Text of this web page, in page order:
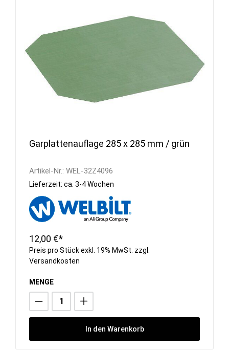
Garplattenauflage 285 x 285 mm / grün
Artikel-Nr.: WEL-32Z4096
Lieferzeit: ca. 3-4 Wochen
12,00 €*
Preis pro Stück exkl. 19% MwSt. zzgl.
Versandkosten
MENGE
In den Warenkorb